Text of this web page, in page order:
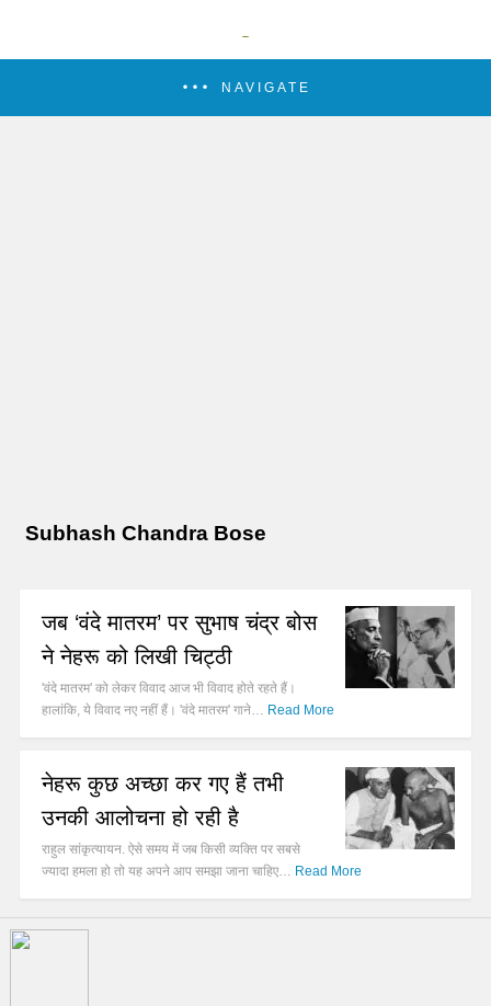
NAVIGATE
Subhash Chandra Bose
जब ‘वंदे मातरम’ पर सुभाष चंद्र बोस
ने नेहरू को लिखी चिट्ठी
'वंदे मातरम' को लेकर विवाद आज भी विवाद होते रहते हैं।
हालांकि, ये विवाद नए नहीं हैं। 'वंदे मातरम' गाने… Read More
नेहरू कुछ अच्छा कर गए हैं तभी
उनकी आलोचना हो रही है
राहुल सांकृत्यायन. ऐसे समय में जब किसी व्यक्ति पर सबसे
ज्यादा हमला हो तो यह अपने आप समझा जाना चाहिए… Read More